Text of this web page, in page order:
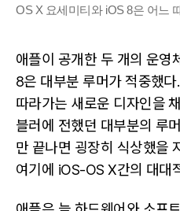
OS X 요세미티와 iOS 8은 어느
애플이 공개한 두 개의 운영
8은 대부분 루머가 적중했
따라가는 새로운 디자인을
블러에 전했던 대부분의 루
만 끝나면 굉장히 식상했을
여기에 iOS-OS X간의 대대